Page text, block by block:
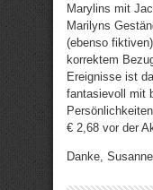
Marylins mit
Marilyns
(ebenso
korrektem
Ereignisse ist
fantasievoll mit
€ 2,68 vor der
Danke,